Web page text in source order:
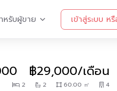
หรับผู้ขาย เข้าสู่ระบบ ห
฿29,000/เดือน
2 2 60.00 ㎡ 4